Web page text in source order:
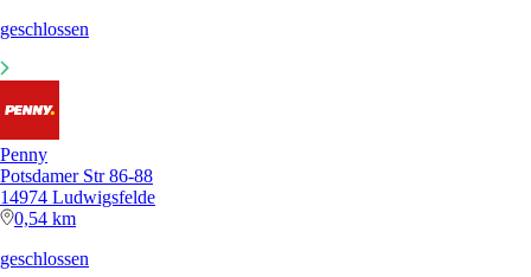
geschlossen
Penny
Potsdamer Str 86-88
14974 Ludwigsfelde
0,54 km
geschlossen